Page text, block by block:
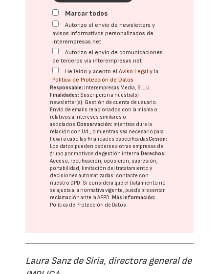
Marcar todos
Autorizo el envío de newsletters y
avisos informativos personalizados de
interempresas.net
Autorizo el envío de comunicaciones
de terceros vía interempresas.net
He leído y acepto elAviso Legal y la
Política de Protección de Datos
Responsable: Interempresas Media, S.L.U.
Finalidades: Suscripción a nuestra(s)
newsletter(s). Gestión de cuenta de usuario.
Envío de emails relacionados con la misma o
relativos a intereses similares o
asociados.Conservación: mientras dure la
relación con Ud., o mientras sea necesario para
llevar a cabo las finalidades especificadasCesión:
Los datos pueden cederse a otras empresas del
grupo por motivos de gestión interna.Derechos:
Acceso, rectificación, oposición, supresión,
portabilidad, limitación del tratatamiento y
decisiones automatizadas: contacte con
nuestro DPD. Si considera que el tratamiento no
se ajusta a la normativa vigente, puede presentar
reclamación ante laAEPD.Más información:
Política de Protección de Datos
Laura Sanz de Siria, directora general de